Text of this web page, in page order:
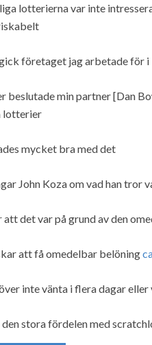
lotterierna var inte
företaget jag arbetade för i
beslutade min partner [Dan
lotterier
mycket bra med det
John Koza om vad han tror
att det var på grund av den
att få omedelbar belöning
inte vänta i flera dagar
den stora fördelen med